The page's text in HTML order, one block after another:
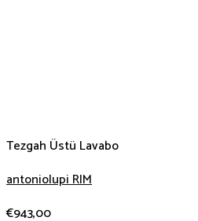
Tezgah Üstü Lavabo
antoniolupi RIM
€943,00